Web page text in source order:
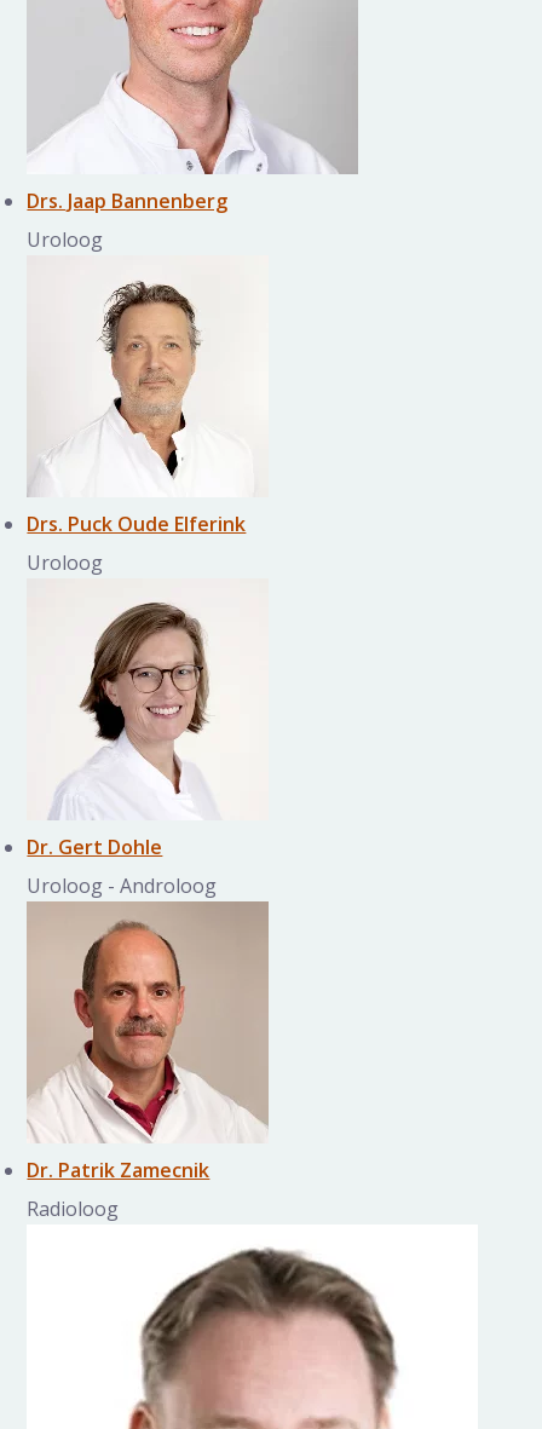
Drs. Jaap Bannenberg
Uroloog
Drs. Puck Oude Elferink
Uroloog
Dr. Gert Dohle
Uroloog - Androloog
Dr. Patrik Zamecnik
Radioloog